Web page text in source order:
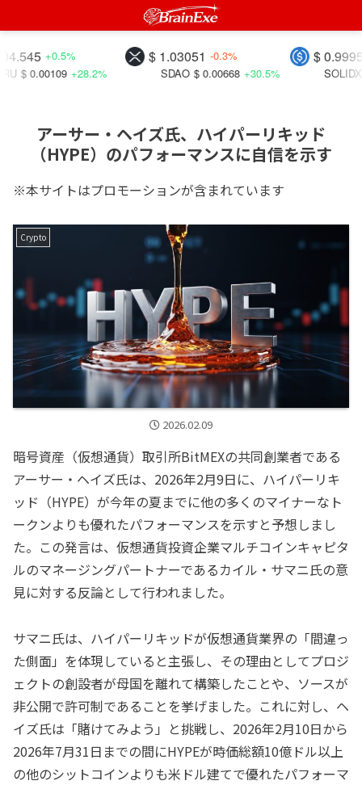
$ 0.99956 -
$ 1.03051 -0.3%
+0.5%
$
$ 0.00668 +30.5%
+28.2%
アーサー・ヘイズ氏、ハイパーリキッド
（HYPE）のパフォーマンスに自信を示す
※本サイトはプロモーションが含まれています
Crypto
2026.02.09
暗号資産（仮想通貨）取引所BitMEXの共同創業者である
アーサー・ヘイズ氏は、2026年2月9日に、ハイパーリキ
ッド（HYPE）が今年の夏までに他の多くのマイナーなト
ークンよりも優れたパフォーマンスを示すと予想しまし
た。この発言は、仮想通貨投資企業マルチコインキャピタ
ルのマネージングパートナーであるカイル・サマニ氏の意
見に対する反論として行われました。
サマニ氏は、ハイパーリキッドが仮想通貨業界の「間違っ
た側面」を体現していると主張し、その理由としてプロジ
ェクトの創設者が母国を離れて構築したことや、ソースが
非公開で許可制であることを挙げました。これに対し、ヘ
イズ氏は「賭けてみよう」と挑戦し、2026年2月10日から
2026年7月31日までの間にHYPEが時価総額10億ドル以上
の他のシットコインよりも米ドル建てで優れたパフォーマ